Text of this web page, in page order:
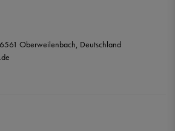
Oberweilenbach, Deutschland